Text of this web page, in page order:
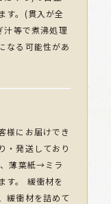
す。(貫入が全
汁等で煮沸処理
なる可能性があ
様にお届けでき
・発送しており
薄葉紙→ミラ
す。 緩衝材を
緩衝材を詰めて